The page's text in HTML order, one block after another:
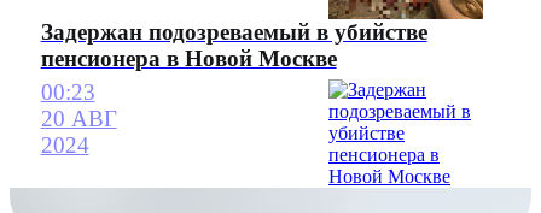
Задержан подозреваемый в убийстве
пенсионера в Новой Москве
00:23
20 АВГ
2024